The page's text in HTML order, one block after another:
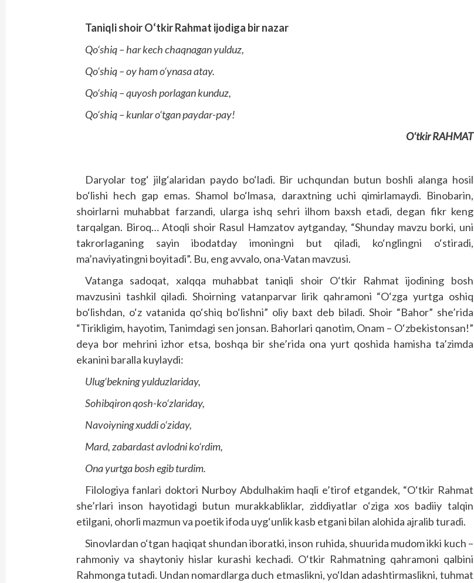
Taniqli shoir O‘tkir Rahmat ijodiga bir nazar
Qo‘shiq – har kech chaqnagan yulduz,
Qo‘shiq – oy ham o‘ynasa atay.
Qo‘shiq – quyosh porlagan kunduz,
Qo‘shiq – kunlar o‘tgan paydar-pay!
O‘tkir RAHMAT
Daryolar tog‘ jilg‘alaridan paydo bo‘ladi. Bir uchqundan butun boshli alanga hosil
bo‘lishi hech gap emas. Shamol bo‘lmasa, daraxtning uchi qimirlamaydi. Binobarin,
shoirlarni muhabbat farzandi, ularga ishq sehri ilhom baxsh etadi, degan fikr keng
tarqalgan. Biroq… Atoqli shoir Rasul Hamzatov aytganday, “Shunday mavzu borki, uni
takrorlaganing sayin ibodatday imoningni but qiladi, ko‘nglingni o‘stiradi,
ma’naviyatingni boyitadi”. Bu, eng avvalo, ona-Vatan mavzusi.
Vatanga sadoqat, xalqqa muhabbat taniqli shoir O‘tkir Rahmat ijodining bosh
mavzusini tashkil qiladi. Shoirning vatanparvar lirik qahramoni “O‘zga yurtga oshiq
bo‘lishdan, o‘z vatanida qo‘shiq bo‘lishni” oliy baxt deb biladi. Shoir “Bahor” she’rida
“Tirikligim, hayotim, Tanimdagi sen jonsan. Bahorlari qanotim, Onam – O‘zbekistonsan!”
deya bor mehrini izhor etsa, boshqa bir she’rida ona yurt qoshida hamisha ta’zimda
ekanini baralla kuylaydi:
Ulug‘bekning yulduzlariday,
Sohibqiron qosh-ko‘zlariday,
Navoiyning xuddi o‘ziday,
Mard, zabardast avlodni ko‘rdim,
Ona yurtga bosh egib turdim.
Filologiya fanlari doktori Nurboy Abdulhakim haqli e’tirof etgandek, “O‘tkir Rahmat
she’rlari inson hayotidagi butun murakkabliklar, ziddiyatlar o‘ziga xos badiiy talqin
etilgani, ohorli mazmun va poetik ifoda uyg‘unlik kasb etgani bilan alohida ajralib turadi.
Sinovlardan o‘tgan haqiqat shundan iboratki, inson ruhida, shuurida mudom ikki kuch –
rahmoniy va shaytoniy hislar kurashi kechadi. O‘tkir Rahmatning qahramoni qalbini
Rahmonga tutadi. Undan nomardlarga duch etmaslikni, yo‘ldan adashtirmaslikni, tuhmat